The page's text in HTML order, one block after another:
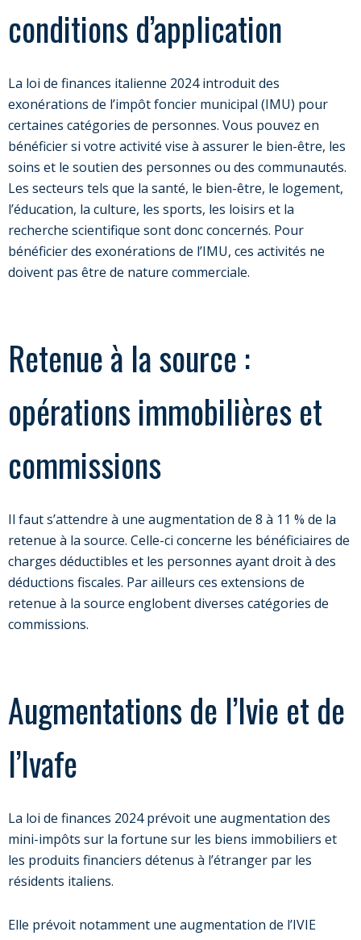
conditions d’application
La loi de finances italienne 2024 introduit des
exonérations de l’impôt foncier municipal (IMU) pour
certaines catégories de personnes. Vous pouvez en
bénéficier si votre activité vise à assurer le bien-être, les
soins et le soutien des personnes ou des communautés.
Les secteurs tels que la santé, le bien-être, le logement,
l’éducation, la culture, les sports, les loisirs et la
recherche scientifique sont donc concernés. Pour
bénéficier des exonérations de l’IMU, ces activités ne
doivent pas être de nature commerciale.
Retenue à la source :
opérations immobilières et
commissions
Il faut s’attendre à une augmentation de 8 à 11 % de la
retenue à la source. Celle-ci concerne les bénéficiaires de
charges déductibles et les personnes ayant droit à des
déductions fiscales. Par ailleurs ces extensions de
retenue à la source englobent diverses catégories de
commissions.
Augmentations de l’Ivie et de
l’Ivafe
La loi de finances 2024 prévoit une augmentation des
mini-impôts sur la fortune sur les biens immobiliers et
les produits financiers détenus à l’étranger par les
résidents italiens.
Elle prévoit notamment une augmentation de l’IVIE